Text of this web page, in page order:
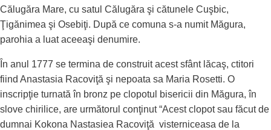
Călugăra Mare, cu satul Călugăra şi cătunele Cuşbic,
Ţigănimea şi Osebiţi. După ce comuna s-a numit Măgura,
parohia a luat aceeaşi denumire.
În anul 1777 se termina de construit acest sfânt lăcaş, ctitori
fiind Anastasia Racoviţă şi nepoata sa Maria Rosetti. O
inscripţie turnată în bronz pe clopotul bisericii din Măgura, în
slove chirilice, are următorul conţinut “Acest clopot sau făcut de
dumnai Kokona Nastasiea Racoviţă visterniceasa de la